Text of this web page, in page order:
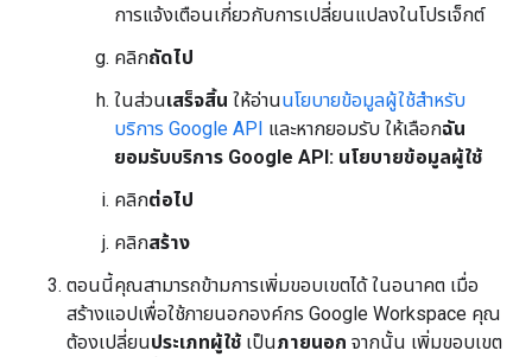
การแจ้งเตือนเกี่ยวกับการเปลี่ยนแปลงในโปรเจ็กต์
คลิกถัดไป
ในส่วนเสร็จสิ้น ให้อ่านนโยบายข้อมูลผู้ใช้สำหรับ
บริการ Google API และหากยอมรับ ให้เลือกฉัน
ยอมรับบริการ Google API: นโยบายข้อมูลผู้ใช้
คลิกต่อไป
คลิกสร้าง
ตอนนี้คุณสามารถข้ามการเพิ่มขอบเขตได้ ในอนาคต เมื่อ
สร้างแอปเพื่อใช้ภายนอกองค์กร Google Workspace คุณ
ต้องเปลี่ยนประเภทผู้ใช้ เป็นภายนอก จากนั้น เพิ่มขอบเขต